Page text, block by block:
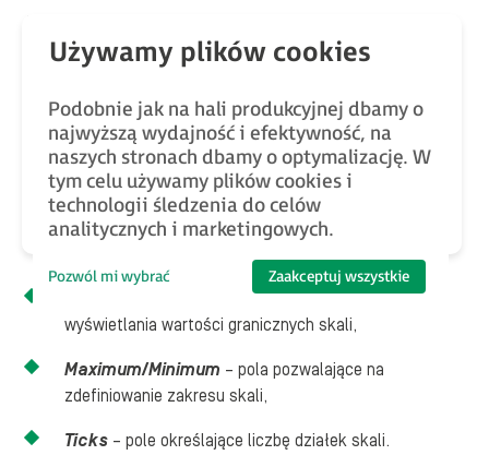
rozmiaru obiektu. Jeśli jego wysokość jest większa
pionowym. W przeciwnym wypadku, wypełnianie
będzie w kierunku poziomym.
Konfigurowalneparametryobiektu:
Show scale limits– zaznaczenie tej opcji spowoduje
– pole pozwalające na wybór czcionki do
wyświetlania wartości granicznych skali,
Maximum/Minimum – pola pozwalające na
zdefiniowanie zakresu skali,
Ticks – pole określające liczbę działek skali.
Podobnie jak na hali produkcyjnej dbamy o
najwyższą wydajność i efektywność, na
naszych stronach dbamy o optymalizację. W
tym celu używamy plików cookies i
technologii śledzenia do celów
analitycznych i marketingowych.
Pozwól mi wybrać Zaakceptuj wszystkie